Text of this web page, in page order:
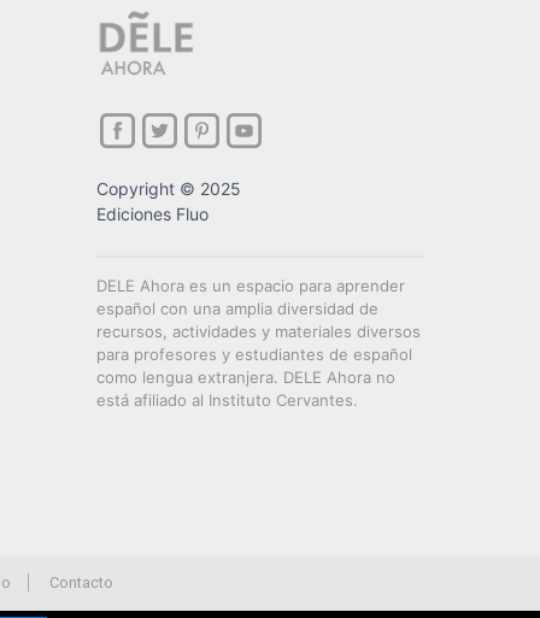
Copyright © 2025
Ediciones Fluo
DELE Ahora es un espacio para aprender
español con una amplia diversidad de
recursos, actividades y materiales diversos
para profesores y estudiantes de español
como lengua extranjera. DELE Ahora no
está afiliado al Instituto Cervantes.
Contacto